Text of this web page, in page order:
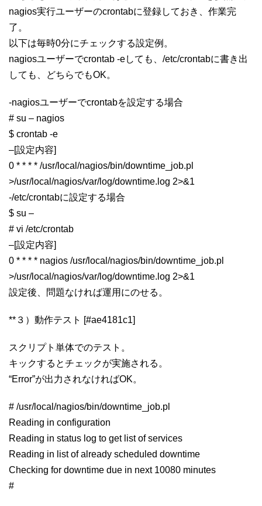
nagios実行ユーザーのcrontabに登録しておき、作業完
了。
以下は毎時0分にチェックする設定例。
nagiosユーザーでcrontab -eしても、/etc/crontabに書き出
しても、どちらでもOK。
-nagiosユーザーでcrontabを設定する場合
# su – nagios
$ crontab -e
–[設定内容]
0 * * * * /usr/local/nagios/bin/downtime_job.pl
>/usr/local/nagios/var/log/downtime.log 2>&1
-/etc/crontabに設定する場合
$ su –
# vi /etc/crontab
–[設定内容]
0 * * * * nagios /usr/local/nagios/bin/downtime_job.pl
>/usr/local/nagios/var/log/downtime.log 2>&1
設定後、問題なければ運用にのせる。
**３）動作テスト [#ae4181c1]
スクリプト単体でのテスト。
キックするとチェックが実施される。
“Error”が出力されなければOK。
# /usr/local/nagios/bin/downtime_job.pl
Reading in configuration
Reading in status log to get list of services
Reading in list of already scheduled downtime
Checking for downtime due in next 10080 minutes
#